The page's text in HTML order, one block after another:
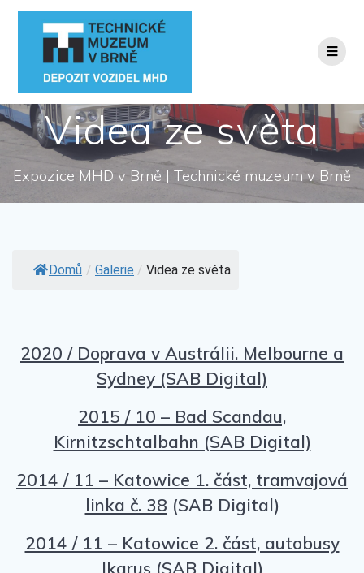
Přeskočit
Videa ze světa
Expozice MHD v Brně | Technické muzeum v Brně
Domů / Galerie / Videa ze světa
2020 / Doprava v Austrálii. Melbourne a
Sydney (SAB Digital)
2015 / 10 – Bad Scandau,
Kirnitzschtalbahn (SAB Digital)
2014 / 11 – Katowice 1. část, tramvajová
linka č. 38 (SAB Digital)
2014 / 11 – Katowice 2. část, autobusy
Ikarus (SAB Digital)